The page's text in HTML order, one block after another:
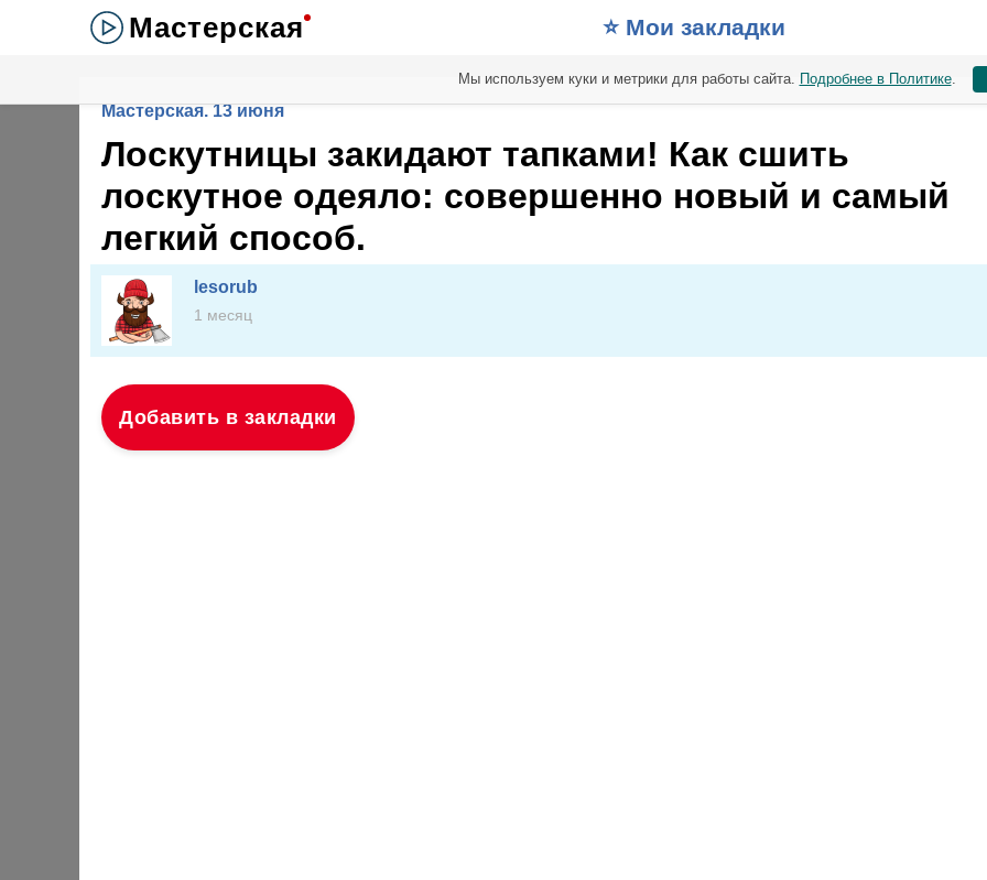
Мастерская ⭐️ Мои закладки
Мастерская. 13 июня
Лоскутницы закидают тапками! Как сшить
лоскутное одеяло: совершенно новый и самый
легкий способ.
lesorub
1 месяц
Добавить в закладки
Мы используем куки и метрики для работы сайта. Подробнее в Политике.